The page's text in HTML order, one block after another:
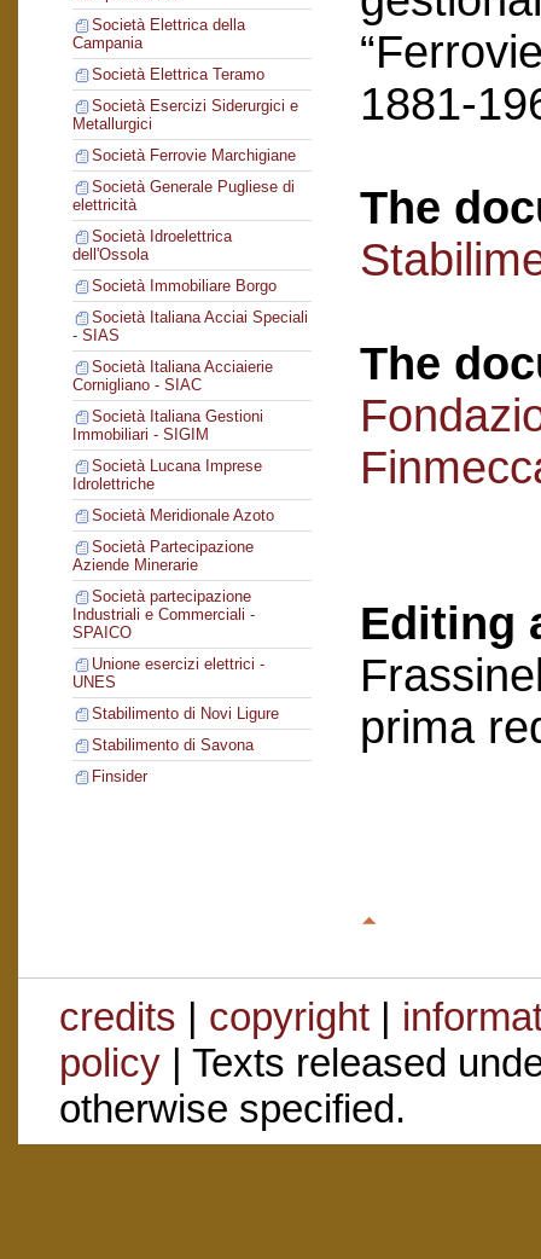
Società Elettrica della
Campania
Società Elettrica Teramo
Società Esercizi Siderurgici e
Metallurgici
Società Ferrovie Marchigiane
Società Generale Pugliese di
elettricità
Società Idroelettrica
dell'Ossola
Società Immobiliare Borgo
Società Italiana Acciai Speciali
- SIAS
Società Italiana Acciaierie
Cornigliano - SIAC
Società Italiana Gestioni
Immobiliari - SIGIM
Società Lucana Imprese
Idrolettriche
Società Meridionale Azoto
Società Partecipazione
Aziende Minerarie
Società partecipazione
Industriali e Commerciali -
SPAICO
Unione esercizi elettrici -
UNES
Stabilimento di Novi Ligure
Stabilimento di Savona
Finsider
1881-
The
The
Editing
prima
credits | copyright|
policy| Texts released
otherwise specified.